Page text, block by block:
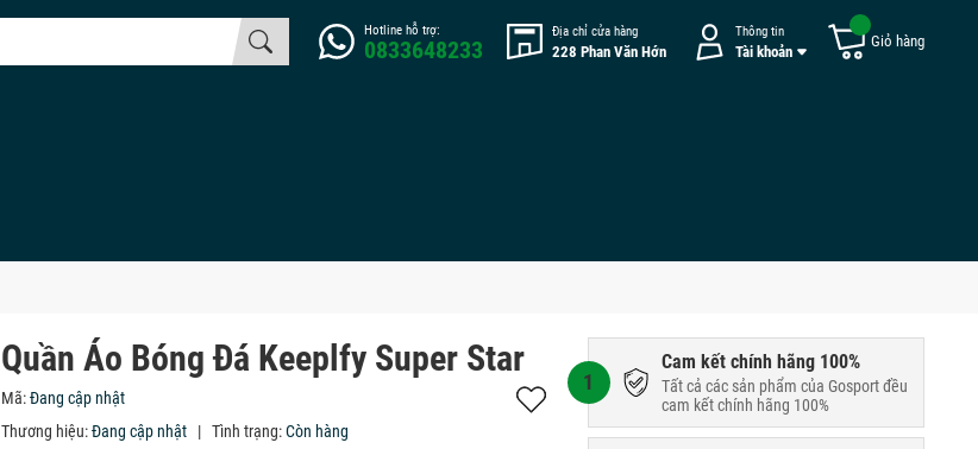
Hotline hỗ trợ:
0833648233
Địa chỉ cửa hàng
228 Phan Văn Hớn
Thông tin
Tài khoản
Giỏ hàng
Quần Áo Bóng Đá Keeplfy Super Star
Mã:Đang cập nhật
Thương hiệu: Đang cập nhật | Tình trạng: Còn hàng
1
Cam kết chính hãng 100%
Tất cả các sản phẩm của Gosport đều
cam kết chính hãng 100%